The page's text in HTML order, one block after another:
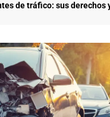
de tráfico: sus derechos